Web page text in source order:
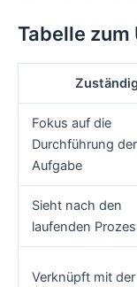
Tabelle
Fokus auf die
Durchführung der
Aufgabe
Sieht nach den
laufenden
Verknüpft mit der